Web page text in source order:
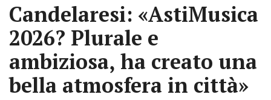
Candelaresi: «AstiMusica
2026? Plurale e
ambiziosa, ha creato una
bella atmosfera in città»